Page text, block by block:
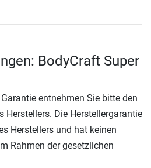
BodyCraft Super
entnehmen Sie bitte den
Herstellers. Die Herstellergarantie
Herstellers und hat keinen
Rahmen der gesetzlichen